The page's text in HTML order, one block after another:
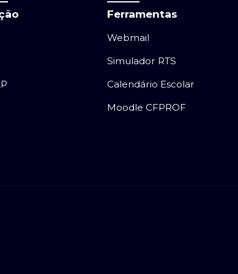
Ferramentas
Webmail
Simulador RTS
Calendário Escolar
Moodle CFPROF